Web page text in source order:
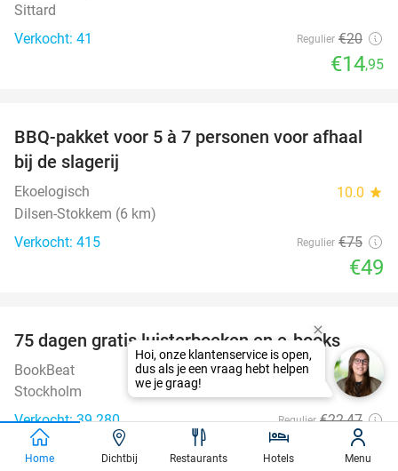
Sittard
Verkocht: 41
Regulier €20
€14,95
35%
BBQ-pakket voor 5 à 7 personen voor afhaal
bij de slagerij
Ekoelogisch 10.0 star
Dilsen-Stokkem (6 km)
Verkocht: 415
Regulier €75
€49
100%
75 dagen gratis luisterboeken en e-books
BookBeat
Stockholm
Verkocht: 39.280
Regulier €22,47
Gratis
Home Dichtbij Restaurants Hotels Menu